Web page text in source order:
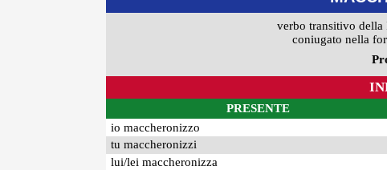
verbo transitivo della
coniugato nella
PRESENTE
io maccheronizzo
tu maccheronizzi
lui/lei maccheronizza